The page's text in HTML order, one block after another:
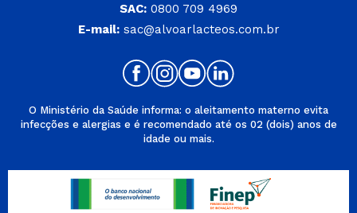
SAC: 0800 709 4969
E-mail: sac@alvoarlacteos.com.br
O Ministério da Saúde informa: o aleitamento materno evita
infecções e alergias e é recomendado até os 02 (dois) anos de
idade ou mais.